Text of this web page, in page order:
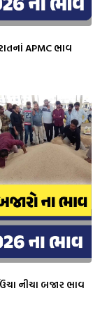
APMC ભાવ
નીચા બજાર ભાવ